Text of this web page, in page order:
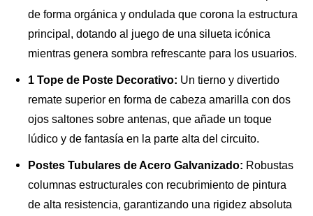
de forma orgánica y ondulada que corona la estructura
principal, dotando al juego de una silueta icónica
mientras genera sombra refrescante para los usuarios.
1 Tope de Poste Decorativo: Un tierno y divertido
remate superior en forma de cabeza amarilla con dos
ojos saltones sobre antenas, que añade un toque
lúdico y de fantasía en la parte alta del circuito.
Postes Tubulares de Acero Galvanizado: Robustas
columnas estructurales con recubrimiento de pintura
de alta resistencia, garantizando una rigidez absoluta